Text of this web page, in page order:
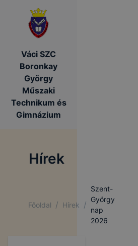
Váci SZC
Boronkay
György
Műszaki
Technikum és
Gimnázium
Hírek
Főoldal / Hírek /
Szent-
György
nap
2026